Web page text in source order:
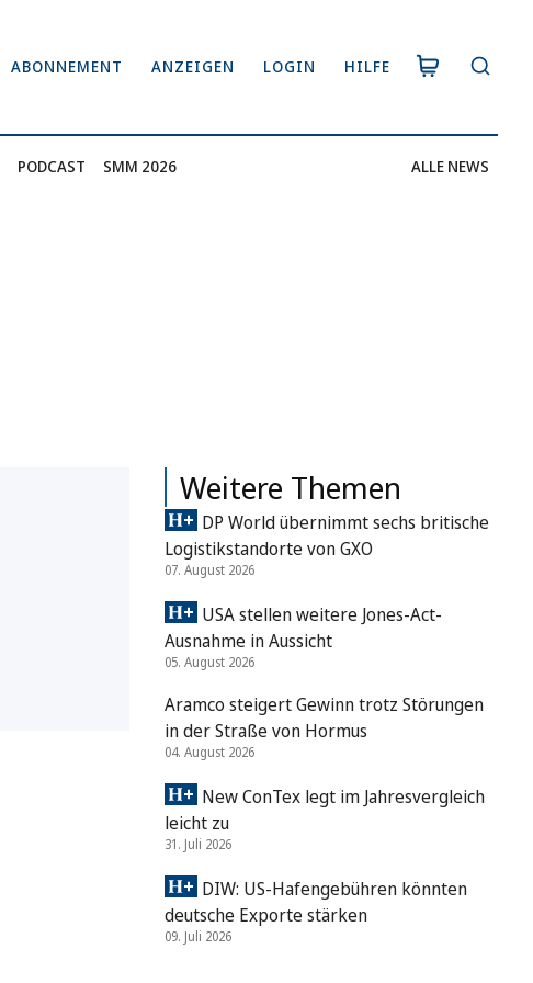
ABONNEMENT ANZEIGEN LOGIN HILFE
PODCAST SMM 2026 ALLE NEWS
Weitere Themen
DP World übernimmt sechs britische
Logistikstandorte von GXO
07. August 2026
USA stellen weitere Jones-Act-
Ausnahme in Aussicht
05. August 2026
Aramco steigert Gewinn trotz Störungen
in der Straße von Hormus
04. August 2026
New ConTex legt im Jahresvergleich
leicht zu
31. Juli 2026
DIW: US-Hafengebühren könnten
deutsche Exporte stärken
09. Juli 2026